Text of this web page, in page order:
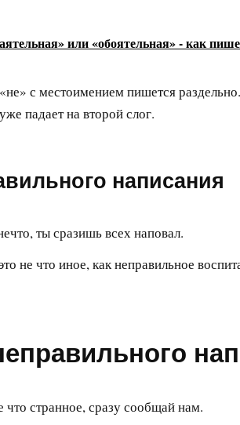
или «обоятельная» - как
с местоимением пишется
падает на второй слог.
написания
ты сразишь всех наповал.
не что иное, как неправильное
странное, сразу сообщай нам.